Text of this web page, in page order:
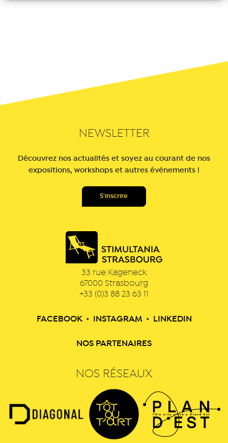
NEWSLETTER
Découvrez nos actualités et soyez au courant de nos
expositions, workshops et autres événements !
33 rue Kageneck
67000 Strasbourg
+33 (0)3 88 23 63 11
FACEBOOK • INSTAGRAM • LINKEDIN
NOS PARTENAIRES
NOS RÉSEAUX